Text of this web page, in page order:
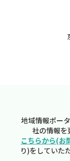
地域情報ポー
社の情報を
こちらから(お
り)をしていた